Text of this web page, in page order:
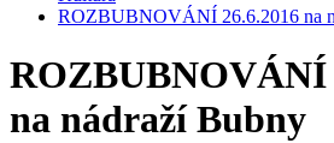
ROZBUBNOVÁNÍ 26.6.2016 na
ROZBUBNOVÁNÍ
na nádraží Bubny